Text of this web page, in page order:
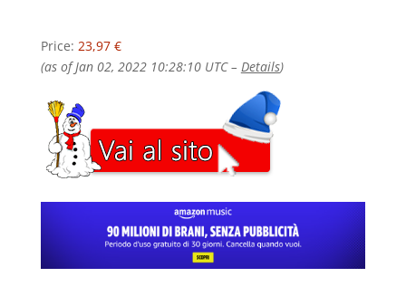
Price: 23,97 €
(as of Jan 02, 2022 10:28:10 UTC – Details)